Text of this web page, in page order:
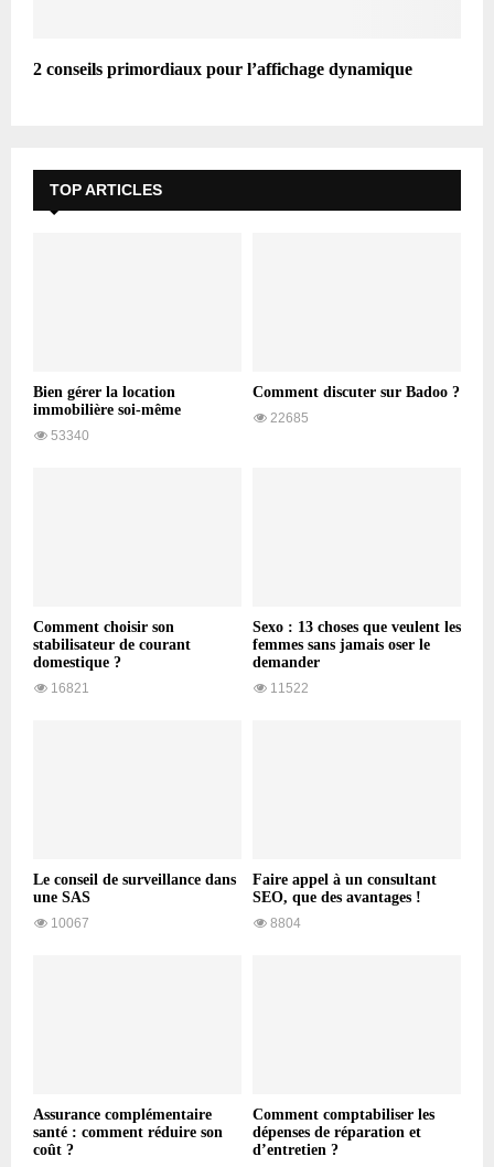
2 conseils primordiaux pour l’affichage dynamique
TOP ARTICLES
Bien gérer la location
immobilière soi-même
53340
Comment discuter sur Badoo ?
22685
Comment choisir son
stabilisateur de courant
domestique ?
16821
Sexo : 13 choses que veulent les
femmes sans jamais oser le
demander
11522
Le conseil de surveillance dans
une SAS
10067
Faire appel à un consultant
SEO, que des avantages !
8804
Assurance complémentaire
santé : comment réduire son
coût ?
Comment comptabiliser les
dépenses de réparation et
d’entretien ?